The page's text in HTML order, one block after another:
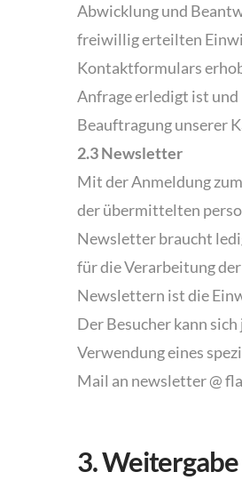
Abwicklung und
freiwillig erteilten
Kontaktformulars
Anfrage erledigt ist und
Beauftragung unserer
2.3 Newsletter
Mit der Anmeldung
der übermittelten
Newsletter braucht
für die Verarbeitung
Newslettern ist die
Der Besucher kann
Verwendung eines
Mail an newsletter @
3.